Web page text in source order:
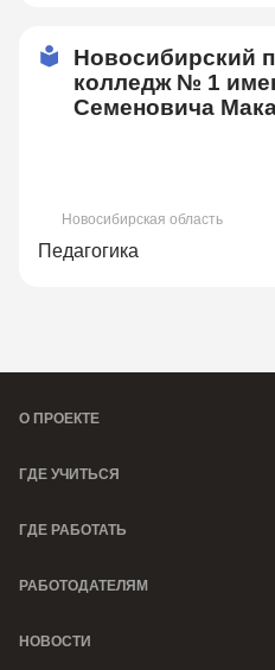
Новосибирский
колледж № 1
Семеновича
Новосибирская область
Педагогика
О ПРОЕКТЕ
ГДЕ УЧИТЬСЯ
ГДЕ РАБОТАТЬ
РАБОТОДАТЕЛЯМ
НОВОСТИ